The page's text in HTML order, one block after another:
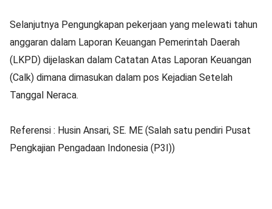
Selanjutnya Pengungkapan pekerjaan yang melewati tahun
anggaran dalam Laporan Keuangan Pemerintah Daerah
(LKPD) dijelaskan dalam Catatan Atas Laporan Keuangan
(Calk) dimana dimasukan dalam pos Kejadian Setelah
Tanggal Neraca.
Referensi : Husin Ansari, SE. ME (Salah satu pendiri Pusat
Pengkajian Pengadaan Indonesia (P3I))